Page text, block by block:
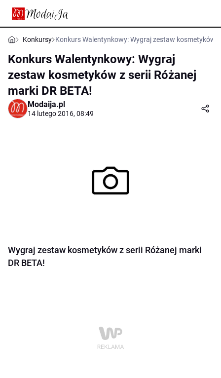
Konkursy Konkurs Walentynkowy: Wygraj zestaw kosmetyków z
Konkurs Walentynkowy: Wygraj
zestaw kosmetyków z serii Różanej
marki DR BETA!
Modaija.pl
14 lutego 2016, 08:49
Wygraj zestaw kosmetyków z serii Różanej marki
DR BETA!